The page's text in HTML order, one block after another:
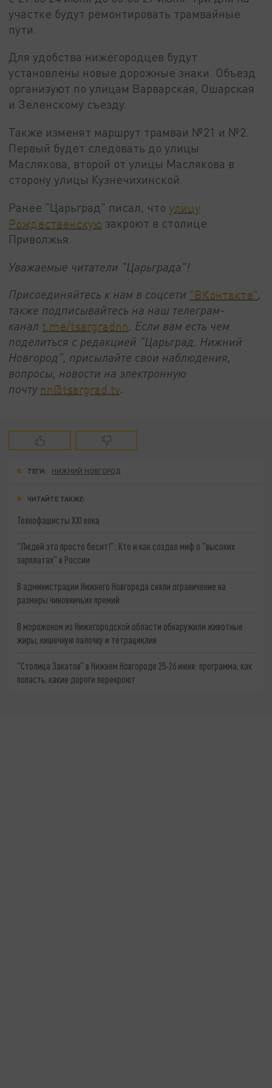
участке будут ремонтировать трамвайные
пути.
Для удобства нижегородцев будут
установлены новые дорожные знаки. Объезд
организуют по улицам Варварская, Ошарская
и Зеленскому съезду.
Также изменят маршрут трамваи №21 и №2.
Первый будет следовать до улицы
Маслякова, второй от улицы Маслякова в
сторону улицы Кузнечихинской.
Ранее "Царьград" писал, чтоулицу
Рождественскую закроют в столице
Приволжья.
Уважаемые читатели "Царьграда"!
Присоединяйтесь к нам в соцсети "ВКонтакте",
также подписывайтесь на наш телеграм-
канал t.me/tsargradnn. Если вам есть чем
поделиться с редакцией "Царьград. Нижний
Новгород", присылайте свои наблюдения,
вопросы, новости на электронную
почту nn@tsargrad.tv.
ТЕГИ: НИЖНИЙ НОВГОРОД
ЧИТАЙТЕ ТАКЖЕ:
Технофашисты XXI века
"Людей это просто бесит!": Кто и как создал миф о "высоких
зарплатах" в России
В администрации Нижнего Новгорода сняли ограничение на
размеры чиновничьих премий
В мороженом из Нижегородской области обнаружили животные
жиры, кишечную палочку и тетрациклин
"Столица Закатов" в Нижнем Новгороде 25-26 июня: программа, как
попасть, какие дороги перекроют